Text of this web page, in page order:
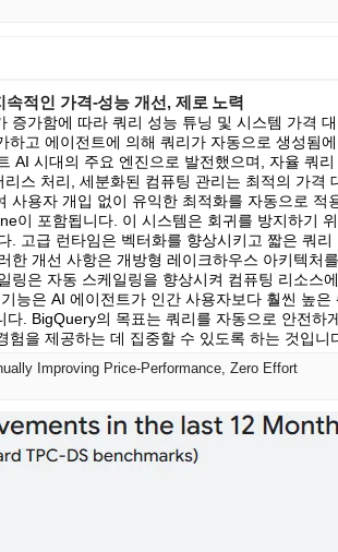
적인 가격-성능 개선, 제로 노력
증가함에 따라 쿼리 성능 튜닝 및 시스템 가격
고 에이전트에 의해 쿼리가 자동으로 생성됨
AI 시대의 주요 엔진으로 발전했으며, 자율 쿼
스 처리, 세분화된 컴퓨팅 관리는 최적의 가격
사용자 개입 없이 유익한 최적화를 자동으로 적
이 포함됩니다. 이 시스템은 회귀를 방지하기
. 고급 런타임은 벡터화를 향상시키고 짧은 쿼
한 개선 사항은 개방형 레이크하우스 아키텍처
링은 자동 스케일링을 향상시켜 컴퓨팅 리소스
능은 AI 에이전트가 인간 사용자보다 훨씬 높
. BigQuery의 목표는 쿼리를 자동으로 안전하
을 제공하는 데 집중할 수 있도록 하는 것입니
Improving Price-Performance, Zero Effort